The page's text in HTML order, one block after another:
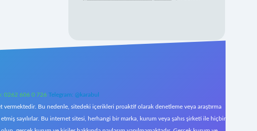
0262 606 0 726 Telegram: @karabul
vermektedir. Bu nedenle, sitedeki içerikleri proaktif olarak denetleme veya araştırma
sayılırlar. Bu internet sitesi, herhangi bir marka, kurum veya şahıs şirketi ile hiçbir